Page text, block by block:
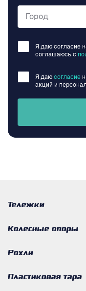
Город
Я даю согласие
соглашаюсь c
Я даю согласие
акций и
Тележки
Колесные опоры
Рохли
Пластиковая тара